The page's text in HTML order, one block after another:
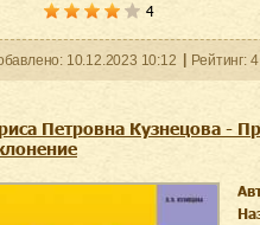
4
10.12.2023 10:12 Рейтинг: 4
Петровна Кузнецова -